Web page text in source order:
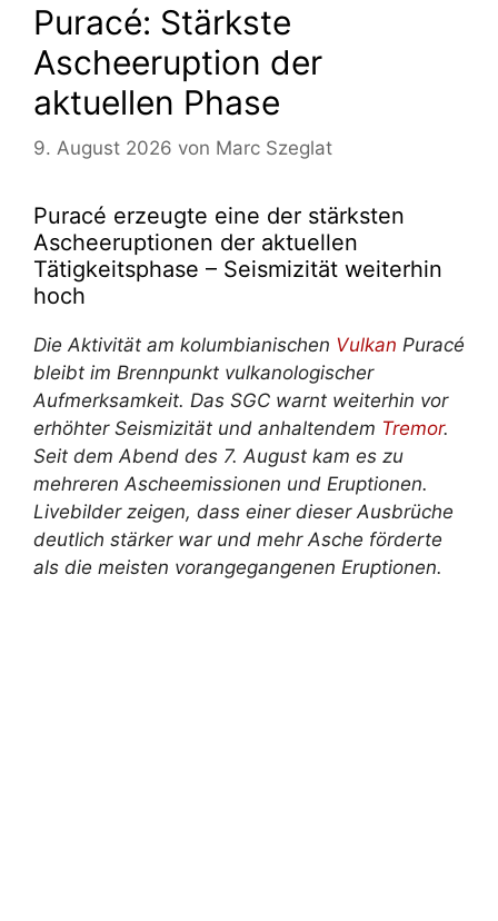
Puracé: Stärkste
Ascheeruption der
aktuellen Phase
9. August 2026 von Marc Szeglat
Puracé erzeugte eine der stärksten
Ascheeruptionen der aktuellen
Tätigkeitsphase – Seismizität weiterhin
hoch
Die Aktivität am kolumbianischen Vulkan Puracé
bleibt im Brennpunkt vulkanologischer
Aufmerksamkeit. Das SGC warnt weiterhin vor
erhöhter Seismizität und anhaltendem Tremor.
Seit dem Abend des 7. August kam es zu
mehreren Ascheemissionen und Eruptionen.
Livebilder zeigen, dass einer dieser Ausbrüche
deutlich stärker war und mehr Asche förderte
als die meisten vorangegangenen Eruptionen.